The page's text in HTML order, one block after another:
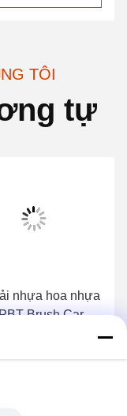
TÔI
tự
nhựa hoa nhựa
Brush Car
Roller để làm